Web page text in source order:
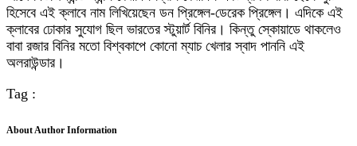
হিসেবে এই ক্লাবে নাম লিখিয়েছেন ডন প্রিঙ্গেল-ডেরেক প্রিঙ্গেল। এদিকে এই
ক্লাবের ঢোকার সুযোগ ছিল ভারতের স্টুয়ার্ট বিনির। কিন্তু স্কোয়াডে থাকলেও
বাবা রজার বিনির মতো বিশ্বকাপে কোনো ম্যাচ খেলার স্বাদ পাননি এই
অলরাউন্ডার।
Tag :
About Author Information